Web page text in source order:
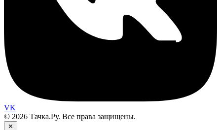
VK
© 2026 Тачка.Ру. Все права защищены.
✕